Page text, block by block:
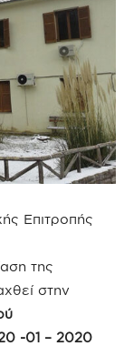
Επιτροπής
της
στην
-01 – 2020